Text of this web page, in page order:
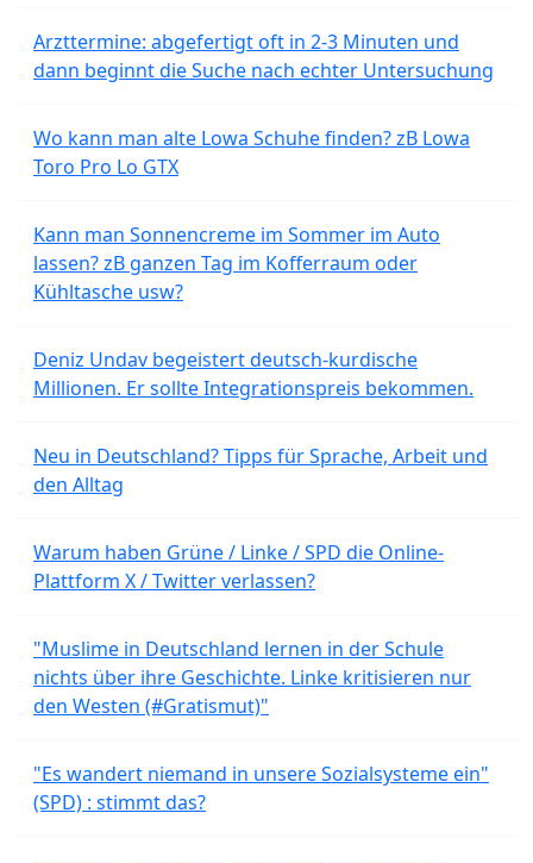
Arzttermine: abgefertigt oft in 2-3 Minuten und
dann beginnt die Suche nach echter Untersuchung
Wo kann man alte Lowa Schuhe finden? zB Lowa
Toro Pro Lo GTX
Kann man Sonnencreme im Sommer im Auto
lassen? zB ganzen Tag im Kofferraum oder
Kühltasche usw?
Deniz Undav begeistert deutsch-kurdische
Millionen. Er sollte Integrationspreis bekommen.
Neu in Deutschland? Tipps für Sprache, Arbeit und
den Alltag
Warum haben Grüne / Linke / SPD die Online-
Plattform X / Twitter verlassen?
"Muslime in Deutschland lernen in der Schule
nichts über ihre Geschichte. Linke kritisieren nur
den Westen (#Gratismut)"
"Es wandert niemand in unsere Sozialsysteme ein"
(SPD) : stimmt das?